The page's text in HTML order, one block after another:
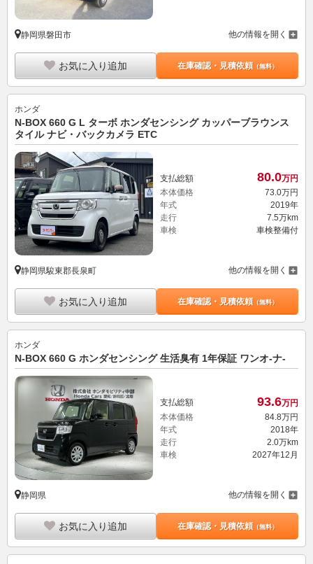
静岡県磐田市 他の情報を開く
お気に入り追加 在庫確認・見積依頼（無料）
ホンダ
N-BOX 660 G L ターボ ホンダセンシング カッパーブラウンス
タイル ナビ・バックカメラ ETC
支払総額 80.0万円
本体価格
73.0万円
年式
2019年
走行
7.5万km
車検
車検整備付
静岡県駿東郡長泉町 他の情報を開く
お気に入り追加 在庫確認・見積依頼（無料）
ホンダ
N-BOX 660 G ホンダセンシング 生活臭有 1年保証 ワンオ-ナ-
支払総額 93.6万円
本体価格
84.8万円
年式
2018年
走行
2.0万km
車検
2027年12月
静岡県 他の情報を開く
お気に入り追加 在庫確認・見積依頼（無料）